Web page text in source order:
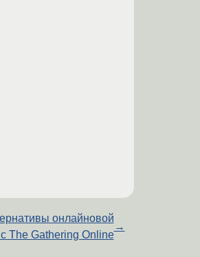
онлайновой
The Gathering Online
→